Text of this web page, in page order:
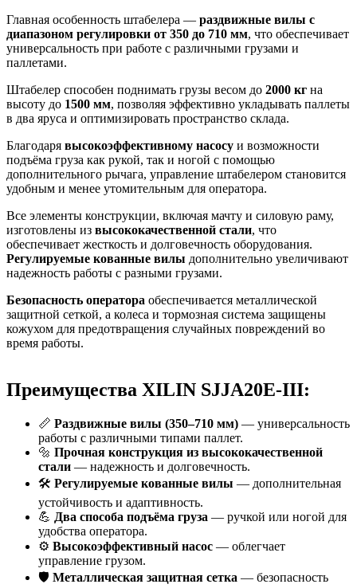
Главная особенность штабелера — раздвижные вилы с
диапазоном регулировки от 350 до 710 мм , что обеспечивает
универсальность при работе с различными грузами и
паллетами.
Штабелер способен поднимать грузы весом до 2000 кг на
высоту до 1500 мм , позволяя эффективно укладывать паллеты
в два яруса и оптимизировать пространство склада.
Благодаря высокоэффективному насосу и возможности
подъёма груза как рукой, так и ногой с помощью
дополнительного рычага, управление штабелером становится
удобным и менее утомительным для оператора.
Все элементы конструкции, включая мачту и силовую раму,
изготовлены из высококачественной стали , что
обеспечивает жесткость и долговечность оборудования.
Регулируемые кованные вилы дополнительно увеличивают
надежность работы с разными грузами.
Безопасность оператора обеспечивается металлической
защитной сеткой, а колеса и тормозная система защищены
кожухом для предотвращения случайных повреждений во
время работы.
Преимущества XILIN SJJA20E-III:
📏 Раздвижные вилы (350–710 мм) — универсальность
работы с различными типами паллет.
🔩 Прочная конструкция из высококачественной
стали — надежность и долговечность.
🛠️ Регулируемые кованные вилы — дополнительная
устойчивость и адаптивность.
💪 Два способа подъёма груза — ручкой или ногой для
удобства оператора.
⚙️ Высокоэффективный насос — облегчает
управление грузом.
🛡️ Металлическая защитная сетка — безопасность